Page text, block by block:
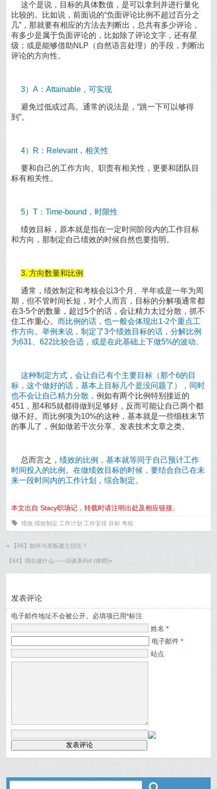
这个是说，目标的具体数值，是可以拿到并进行量化
比较的。比如说，前面说的“负面评论比例不超过百分之
几”，那就要有相应的方法去判断出，总共有多少评论，
有多少是属于负面评论的，比如除了评论文字，还有星
级；或是能够借助NLP（自然语言处理）的手段，判断出
评论的方向性。
3）A：Attainable，可实现
避免过低或过高。通常的说法是，“跳一下可以够得
到”。
4）R：Relevant，相关性
要和自己的工作方向、职责有相关性，更要和团队目
标有相关性。
5）T：Time-bound，时限性
绩效目标，原本就是指在一定时间阶段内的工作目标
和方向，那制定自己绩效的时候自然也要指明。
3. 方向数量和比例
通常，绩效制定和考核会以3个月、半年或是一年为周
期，但不管时间长短，对个人而言，目标的分解项通常都
在3-5个的数量，超过5个的话，会让精力太过分散，抓不
住工作重心。而比例的话，也一般会体现出1-2个重点工
作方向。举例来说，制定了3个绩效目标的话，分解比例
为631、622比较合适，或是在此基础上下做5%的波动。
这种制定方式，会让自己有个主要目标（那个6的目
标，这个做好的话，基本上目标几个是没问题了），同时
也不会让自己精力分散，例如有两个比例特别接近的
451，那4和5就都得做到足够好，反而可能让自己两个都
做不好。而比例项为10%的这种，基本就是一些细枝末节
的事儿了，例如做若干次分享、发表技术文章之类。
总而言之，绩效的比例，基本就等同于自己预计工作
时间投入的比例。在做绩效目标的时候，要结合自己在未
来一段时间内的工作计划，综合制定。
本文出自 Stacy职场记，转载时请注明出处及相应链接。
0 绩效 绩效制定 工作计划 工作安排 目标 考核
« 【86】如何与老板建立信任？
【84】我在做什么——访谈系列4 (律师)»
发表评论
电子邮件地址不会被公开。必填项已用*标注
姓名*
电子邮件*
站点